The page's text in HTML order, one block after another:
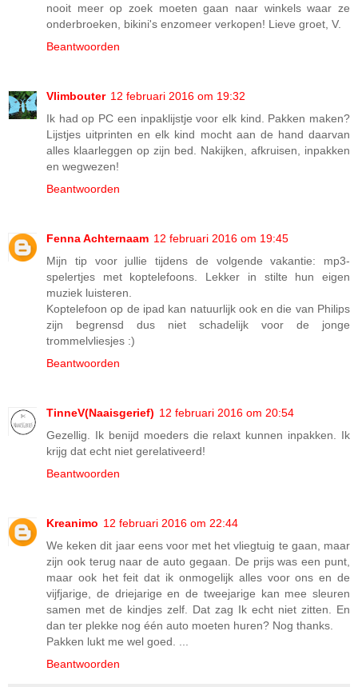
nooit meer op zoek moeten gaan naar winkels waar ze
onderbroeken, bikini's enzomeer verkopen! Lieve groet, V.
Beantwoorden
Vlimbouter 12 februari 2016 om 19:32
Ik had op PC een inpaklijstje voor elk kind. Pakken maken?
Lijstjes uitprinten en elk kind mocht aan de hand daarvan
alles klaarleggen op zijn bed. Nakijken, afkruisen, inpakken
en wegwezen!
Beantwoorden
Fenna Achternaam 12 februari 2016 om 19:45
Mijn tip voor jullie tijdens de volgende vakantie: mp3-
spelertjes met koptelefoons. Lekker in stilte hun eigen
muziek luisteren.
Koptelefoon op de ipad kan natuurlijk ook en die van Philips
zijn begrensd dus niet schadelijk voor de jonge
trommelvliesjes :)
Beantwoorden
TinneV(Naaisgerief) 12 februari 2016 om 20:54
Gezellig. Ik benijd moeders die relaxt kunnen inpakken. Ik
krijg dat echt niet gerelativeerd!
Beantwoorden
Kreanimo 12 februari 2016 om 22:44
We keken dit jaar eens voor met het vliegtuig te gaan, maar
zijn ook terug naar de auto gegaan. De prijs was een punt,
maar ook het feit dat ik onmogelijk alles voor ons en de
vijfjarige, de driejarige en de tweejarige kan mee sleuren
samen met de kindjes zelf. Dat zag Ik echt niet zitten. En
dan ter plekke nog één auto moeten huren? Nog thanks.
Pakken lukt me wel goed. ...
Beantwoorden